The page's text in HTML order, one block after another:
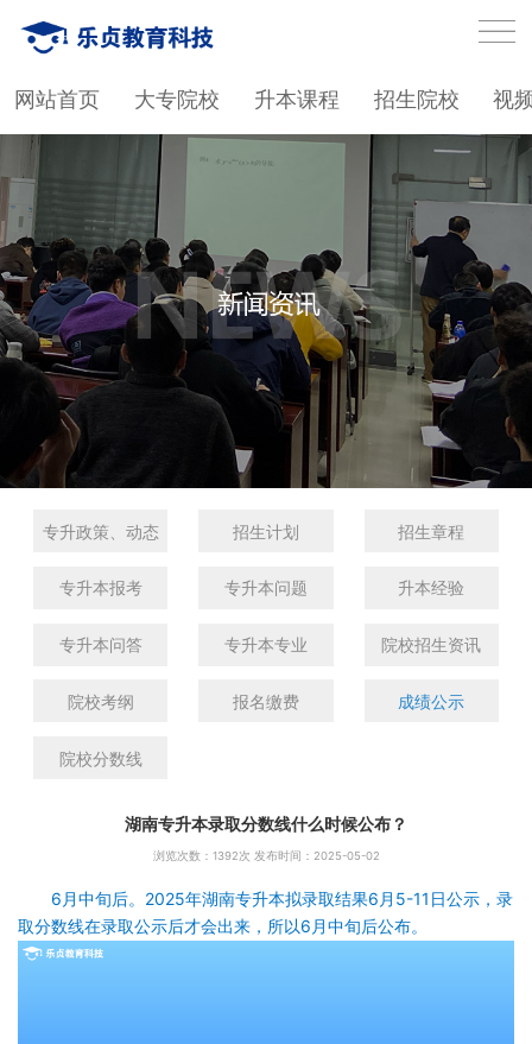
网站首页 大专院校 升本课程 招生院校 视
专升政策、动态 招生计划 招生章程
专升本报考 专升本问题 升本经验
专升本问答 专升本专业 院校招生资讯
院校考纲 报名缴费 成绩公示
院校分数线
湖南专升本录取分数线什么时候公布？
浏览次数： 1392次 发布时间：2025-05-02
6月中旬后。2025年湖南专升本拟录取结果6月5-11日公示，录
取分数线在录取公示后才会出来，所以6月中旬后公布。